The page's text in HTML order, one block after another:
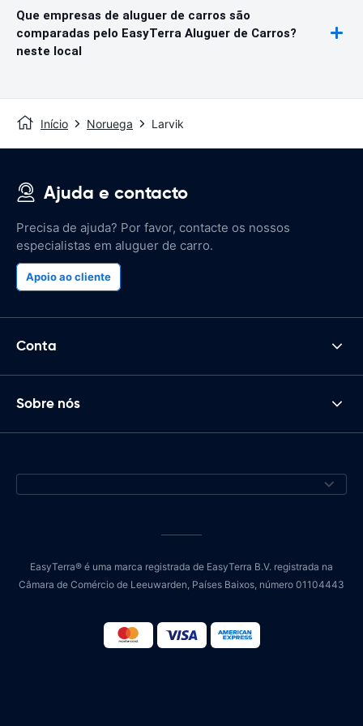
Que empresas de aluguer de carros são
comparadas pelo EasyTerra Aluguer de Carros?
neste local
Início Noruega Larvik
Ajuda e contacto
Precisa de ajuda? Por favor, contacte os nossos
especialistas em aluguer de carro.
Apoio ao cliente
Conta
Sobre nós
EasyTerra® é uma marca registrada de EasyTerra B.V. registrada na
Câmara de Comércio de Leeuwarden, Países Baixos, número 01104443